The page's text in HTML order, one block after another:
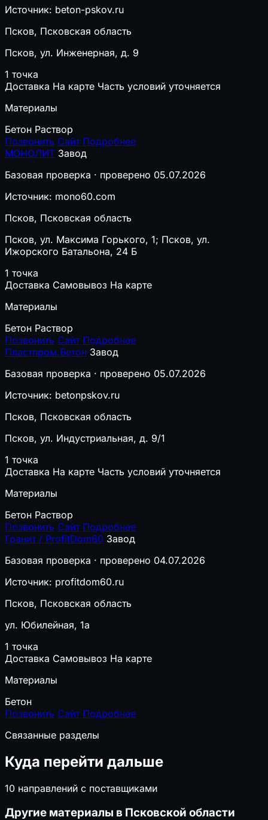
Источник: beton-pskov.ru
Псков, Псковская область
Псков, ул. Инженерная, д. 9
1 точка
Доставка На карте Часть условий уточняется
Материалы
Бетон Раствор
Позвонить Сайт Подробнее
МОНОЛИТ Завод
Базовая проверка · проверено 05.07.2026
Источник: mono60.com
Псков, Псковская область
Псков, ул. Максима Горького, 1; Псков, ул.
Ижорского Батальона, 24 Б
1 точка
Доставка Самовывоз На карте
Материалы
Бетон Раствор
Позвонить Сайт Подробнее
Пластпром.Бетон Завод
Базовая проверка · проверено 05.07.2026
Источник: betonpskov.ru
Псков, Псковская область
Псков, ул. Индустриальная, д. 9/1
1 точка
Доставка На карте Часть условий уточняется
Материалы
Бетон Раствор
Позвонить Сайт Подробнее
Гранит / ProfitDom60 Завод
Базовая проверка · проверено 04.07.2026
Источник: profitdom60.ru
Псков, Псковская область
ул. Юбилейная, 1а
1 точка
Доставка Самовывоз На карте
Материалы
Бетон
Позвонить Сайт Подробнее
Связанные разделы
Куда перейти дальше
10 направлений с поставщиками
Другие материалы в Псковской области